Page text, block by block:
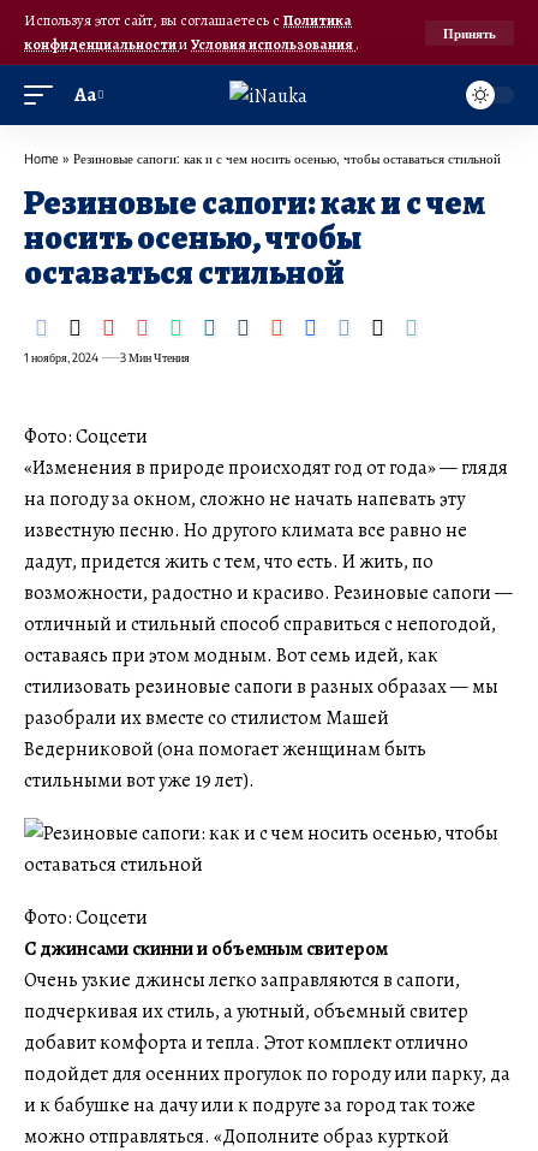
Используя этот сайт, вы соглашаетесь с Политика
конфиденциальностииУсловия использования.
Принять
Аа
Home » Резиновые сапоги: как и с чем носить осенью, чтобы оставаться стильной
Резиновые сапоги: как и с чем
носить осенью, чтобы
оставаться стильной
1 ноября, 2024 3 Мин Чтения
Фото: Соцсети
«Изменения в природе происходят год от года» — глядя
на погоду за окном, сложно не начать напевать эту
известную песню. Но другого климата все равно не
дадут, придется жить с тем, что есть. И жить, по
возможности, радостно и красиво. Резиновые сапоги —
отличный и стильный способ справиться с непогодой,
оставаясь при этом модным. Вот семь идей, как
стилизовать резиновые сапоги в разных образах — мы
разобрали их вместе со стилистом Машей
Ведерниковой (она помогает женщинам быть
стильными вот уже 19 лет).
Фото: Соцсети
С джинсами скинни и объемным свитером
Очень узкие джинсы легко заправляются в сапоги,
подчеркивая их стиль, а уютный, объемный свитер
добавит комфорта и тепла. Этот комплект отлично
подойдет для осенних прогулок по городу или парку, да
и к бабушке на дачу или к подруге за город так тоже
можно отправляться. «Дополните образ курткой